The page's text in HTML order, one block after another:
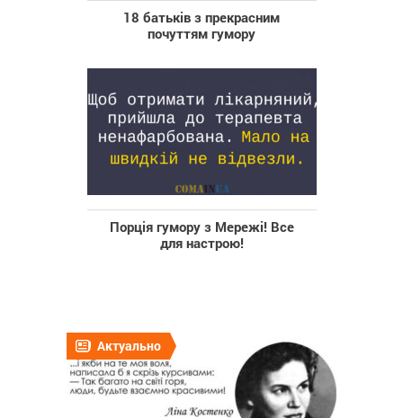
18 батьків з прекрасним
почуттям гумору
Порція гумору з Мережі! Все
для настрою!
Актуально